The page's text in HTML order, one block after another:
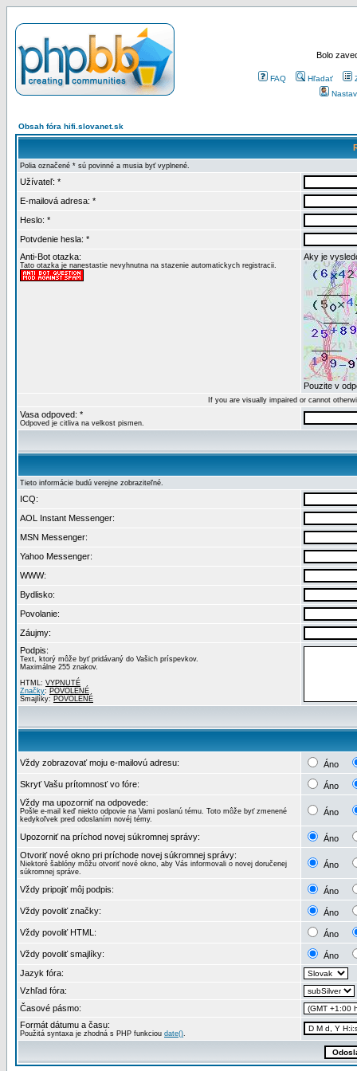
Bolo
FAQ Hľadať
Obsah fóra hifi.slovanet.sk
Polia označené * sú povinné a musia byť vyplnené.
Užívateľ: *
E-mailová adresa: *
Heslo: *
Potvdenie hesla: *
Anti-Bot otazka:
Tato otazka je nanestastie nevyhnutna na stazenie automatickych registracii.
Aky je
Pouzite v
If you are visually impaired or cannot
Vasa odpoved: *
Odpoved je citliva na velkost pismen.
Tieto informácie budú verejne zobraziteľné.
ICQ:
AOL Instant Messenger:
MSN Messenger:
Yahoo Messenger:
WWW:
Bydlisko:
Povolanie:
Záujmy:
Podpis:
Text, ktorý môže byť pridávaný do Vašich príspevkov.
Maximálne 255 znakov.
HTML: VYPNUTÉ
Značky: POVOLENÉ
Smajlíky: POVOLENÉ
Vždy zobrazovať moju e-mailovú adresu: Áno
Skryť Vašu prítomnosť vo fóre:
Áno
Vždy ma upozorniť na odpovede:
Pošle e-mail keď niekto odpovie na Vami poslanú tému. Toto môže byť zmenené
kedykoľvek pred odoslaním novéj témy.
Áno
Upozorniť na príchod novej súkromnej správy:
Áno
Otvoriť nové okno pri príchode novej súkromnej správy:
Niektoré šablóny môžu otvoriť nové okno, aby Vás informovali o novej doručenej
súkromnej správe.
Áno
Vždy pripojiť môj podpis: Áno
Vždy povoliť značky: Áno
Vždy povoliť HTML: Áno
Vždy povoliť smajlíky:
Áno
Jazyk fóra:
Vzhľad fóra:
Časové pásmo:
Formát dátumu a času:
Použitá syntaxa je zhodná s PHP funkciou date().